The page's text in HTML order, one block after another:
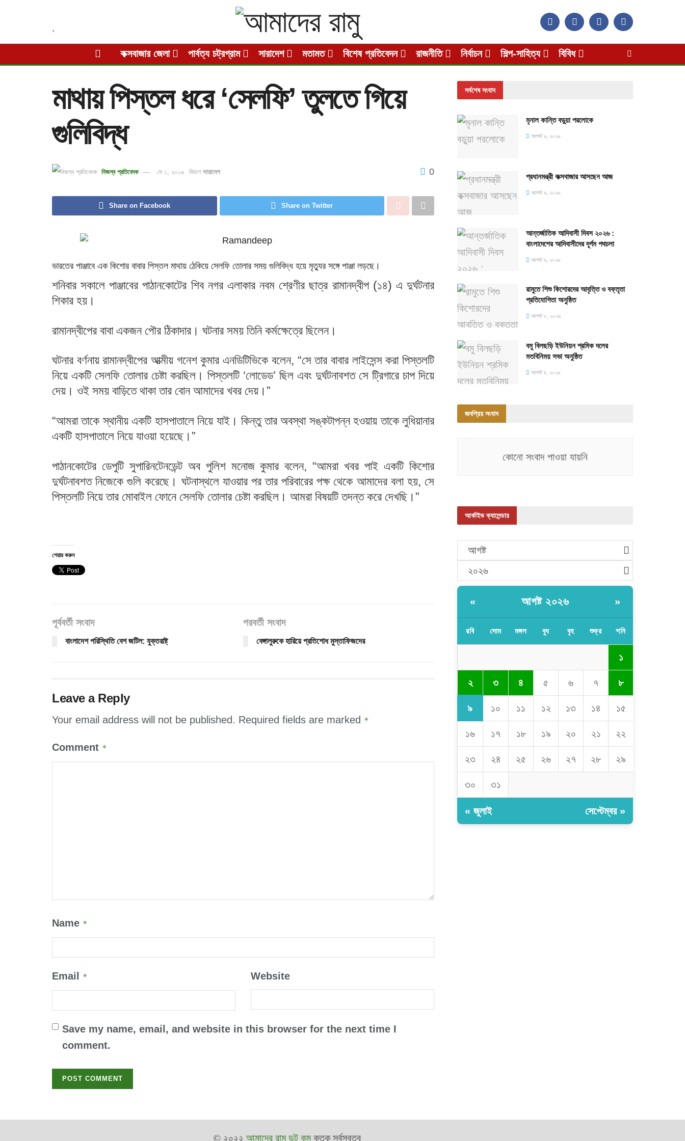
,
কক্সবাজার জেলা পার্বত্য চট্রগ্রাম সারাদেশ মতামত বিশেষ প্রতিবেদন রাজনীতি নির্বাচন শিল্প-সাহিত্য বিবিধ
মাথায় পিস্তল ধরে ‘সেলফি’ তুলতে গিয়ে
গুলিবিদ্ধ
নিজস্ব প্রতিবেদক মে ১, ২০১৬ বিভাগ সারাদেশ 0
Share on Facebook Share on Twitter
ভারতের পাঞ্জাবে এক কিশোর বাবার পিস্তল মাথায় ঠেকিয়ে সেলফি তোলার সময় গুলিবিদ্ধ হয়ে মৃত্যুর সঙ্গে পাঞ্জা লড়ছে।
শনিবার সকালে পাঞ্জাবের পাঠানকোটের শিব নগর এলাকার নবম শ্রেণীর ছাত্র রামানদ্বীপ (১৪) এ দুর্ঘটনার
শিকার হয়।
রামানদ্বীপের বাবা একজন পৌর ঠিকাদার। ঘটনার সময় তিনি কর্মক্ষেত্রে ছিলেন।
ঘটনার বর্ণনায় রামানদ্বীপের আত্মীয় গনেশ কুমার এনডিটিভিকে বলেন, “সে তার বাবার লাইসেন্স করা পিস্তলটি
নিয়ে একটি সেলফি তোলার চেষ্টা করছিল। পিস্তলটি ‘লোডেড’ ছিল এবং দুর্ঘটনাবশত সে ট্রিগারে চাপ দিয়ে
দেয়। ওই সময় বাড়িতে থাকা তার বোন আমাদের খবর দেয়।”
“আমরা তাকে স্থানীয় একটি হাসপাতালে নিয়ে যাই। কিন্তু তার অবস্থা সঙ্কটাপন্ন হওয়ায় তাকে লুধিয়ানার
একটি হাসপাতালে নিয়ে যাওয়া হয়েছে।”
পাঠানকোটের ডেপুটি সুপারিনটেনডেন্ট অব পুলিশ মনোজ কুমার বলেন, “আমরা খবর পাই একটি কিশোর
দুর্ঘটনাবশত নিজেকে গুলি করেছে। ঘটনাস্থলে যাওয়ার পর তার পরিবারের পক্ষ থেকে আমাদের বলা হয়, সে
পিস্তলটি নিয়ে তার মোবাইল ফোনে সেলফি তোলার চেষ্টা করছিল। আমরা বিষয়টি তদন্ত করে দেখছি।”
শেয়ার করুন
পূর্ববর্তী সংবাদ
বাংলাদেশ পরিস্থিতি বেশ জটিল: যুক্তরাষ্ট্
পরবর্তী সংবাদ
বেঙ্গালুরুকে হারিয়ে প্রতিশোধ মুস্তাফিজদের
Leave a Reply
Your email address will not be published. Required fields are marked *
Comment *
Name *
Email * Website
Save my name, email, and website in this browser for the next time I
comment.
সর্বশেষ সংবাদ
মৃনাল কান্তি বড়ুয়া পরলোকে
আগস্ট ৯, ২০২৬
প্রধানমন্ত্রী কক্সবাজার আসছেন আজ
আগস্ট ৯, ২০২৬
আন্তর্জাতিক আদিবাসী দিবস ২০২৬ :
বাংলাদেশের আদিবাসীদের দূর্গম পথচলা
আগস্ট ৯, ২০২৬
রামুতে শিশু কিশোরদের আবৃত্তি ও বক্তৃতা
প্রতিযোগিতা অনুষ্ঠিত
আগস্ট ৮, ২০২৬
বমু বিলছড়ি ইউনিয়ন শ্রমিক দলের
মতবিনিময় সভা অনুষ্ঠিত
আগস্ট ৪, ২০২৬
জনপ্রিয় সংবাদ
কোনো সংবাদ পাওয়া যায়নি
আর্কাইভ ক্যালেন্ডার
আগষ্ট
২০২৬
« আগষ্ট ২০২৬ »
রবি সোম মঙ্গল বুধ বৃহ শুক্র শনি
১
২ ৩ ৪ ৫ ৬ ৭ ৮
৯ ১০ ১১ ১২ ১৩ ১৪ ১৫
১৬ ১৭ ১৮ ১৯ ২০ ২১ ২২
২৩ ২৪ ২৫ ২৬ ২৭ ২৮ ২৯
৩০ ৩১
« জুলাই সেপ্টেম্বর »
© ২০২২আমাদের রামু ডট কমকতৃক সর্বস্বত্ব